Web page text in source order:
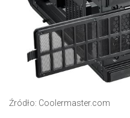
Źródło: Coolermaster.com